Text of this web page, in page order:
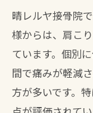
晴レルヤ接骨院
様からは、肩こ
ています。個別
間で痛みが軽減
方が多いです。